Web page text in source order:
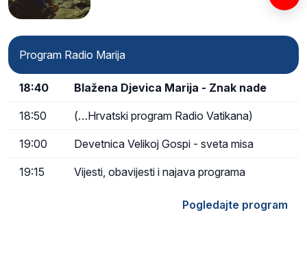
Program Radio Marija
18:40 Blažena Djevica Marija - Znak nade
18:50 (…Hrvatski program Radio Vatikana)
19:00 Devetnica Velikoj Gospi - sveta misa
19:15 Vijesti, obavijesti i najava programa
Pogledajte program